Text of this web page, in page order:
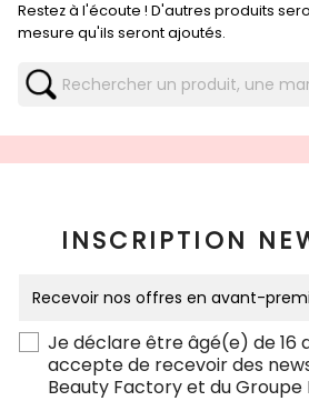
Restez à l'écoute ! D'autres produits
mesure qu'ils seront ajoutés.
INSCRIPTION
Je déclare être âgé(e) de 16
accepte de recevoir des
Beauty Factory et du Groupe